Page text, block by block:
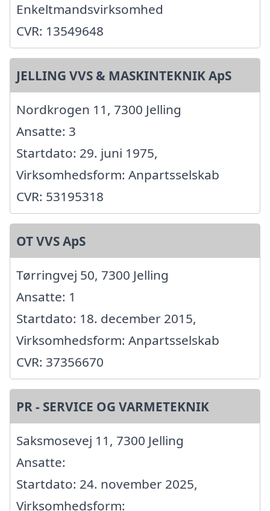
Enkeltmandsvirksomhed
CVR: 13549648
JELLING VVS & MASKINTEKNIK ApS
Nordkrogen 11, 7300 Jelling
Ansatte: 3
Startdato: 29. juni 1975,
Virksomhedsform: Anpartsselskab
CVR: 53195318
OT VVS ApS
Tørringvej 50, 7300 Jelling
Ansatte: 1
Startdato: 18. december 2015,
Virksomhedsform: Anpartsselskab
CVR: 37356670
PR - SERVICE OG VARMETEKNIK
Saksmosevej 11, 7300 Jelling
Ansatte:
Startdato: 24. november 2025,
Virksomhedsform: